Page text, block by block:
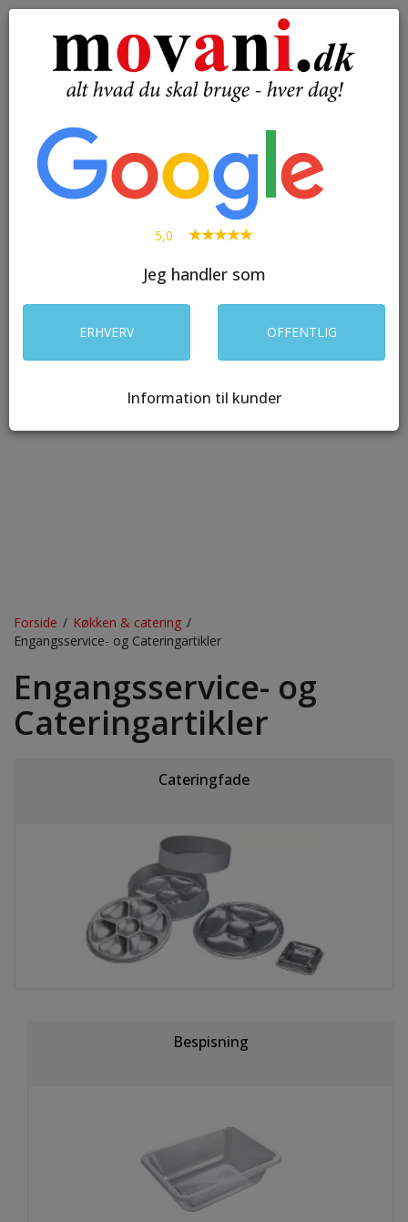
Toggle
Forside / Køkken & catering /
Engangsservice- og Cateringartikler
Engangsservice- og
Cateringartikler
Cateringfade
Bespisning
5,0
Jeg handler som
ERHVERV OFFENTLIG
Information til kunder